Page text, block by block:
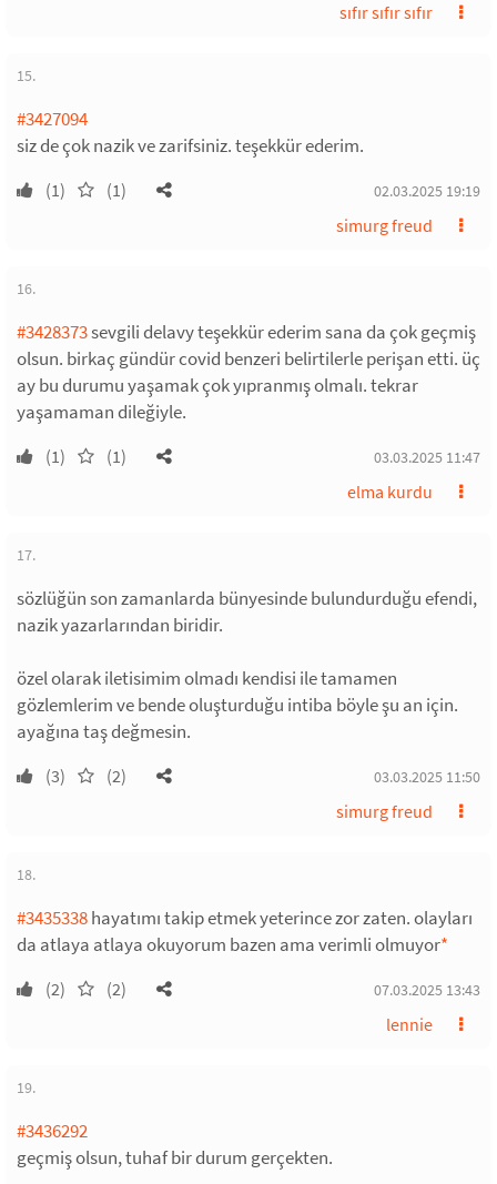
sıfır sıfır sıfır
15.
#3427094
siz de çok nazik ve zarifsiniz. teşekkür ederim.
(1) (1) 02.03.2025 19:19
simurg freud
16.
#3428373sevgili delavy teşekkür ederim sana da çok geçmiş
olsun. birkaç gündür covid benzeri belirtilerle perişan etti. üç
ay bu durumu yaşamak çok yıpranmış olmalı. tekrar
yaşamaman dileğiyle.
(1) (1) 03.03.2025 11:47
elma kurdu
17.
sözlüğün son zamanlarda bünyesinde bulundurduğu efendi,
nazik yazarlarından biridir.
özel olarak iletisimim olmadı kendisi ile tamamen
gözlemlerim ve bende oluşturduğu intiba böyle şu an için.
ayağına taş değmesin.
(3) (2) 03.03.2025 11:50
simurg freud
18.
#3435338hayatımı takip etmek yeterince zor zaten. olayları
da atlaya atlaya okuyorum bazen ama verimli olmuyor*
(2) (2) 07.03.2025 13:43
lennie
19.
#3436292
geçmiş olsun, tuhaf bir durum gerçekten.